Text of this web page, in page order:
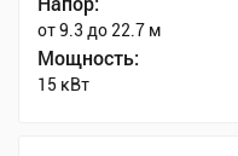
от 9.3 до 22.7 м
Мощность:
15 кВт